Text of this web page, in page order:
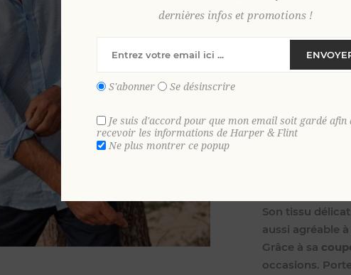
Découvrez
.Parfaite pour
Adoptez une
,
douceur
Son tissu
aussi agréable
Grâce à sa
occasions.
dernières infos et promotions !
S'abonner Se désinscrire
Je suis d'accord pour que mon email soit gardé afin
recevoir les informations de Harper & Flint
Ne plus montrer ce popup